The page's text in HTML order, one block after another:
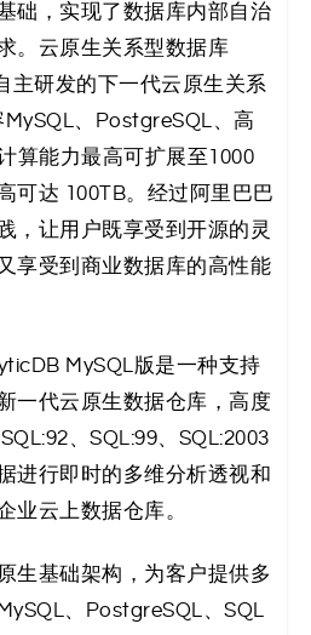
础，实现了数据库内部自治
。云原生关系型数据库
主研发的下一代云原生关系
、PostgreSQL、高
算能力最高可扩展至1000
可达 100TB。经过阿里巴巴
，让用户既享受到开源的灵
享受到商业数据库的高性能
MySQL版是一种支持
一代云原生数据仓库，高度
、SQL:99、SQL:2003
进行即时的多维分析透视和
业云上数据仓库。
生基础架构，为客户提供多
、PostgreSQL、SQL